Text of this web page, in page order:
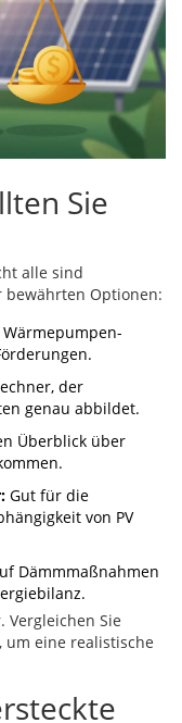
Sie
alle sind
Optionen:
der
genau abbildet.
Überblick über
Gut für die
von PV
Dämmmaßnahmen
Vergleichen Sie
um eine realistische